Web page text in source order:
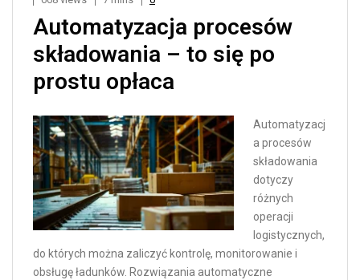
Automatyzacja procesów
składowania – to się po
prostu opłaca
Automatyzacj
a procesów
składowania
dotyczy
różnych
operacji
logistycznych,
do których można zaliczyć kontrolę, monitorowanie i
obsługę ładunków. Rozwiązania automatyczne